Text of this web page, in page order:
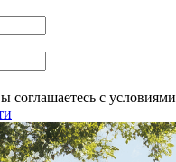
соглашаетесь с условиями